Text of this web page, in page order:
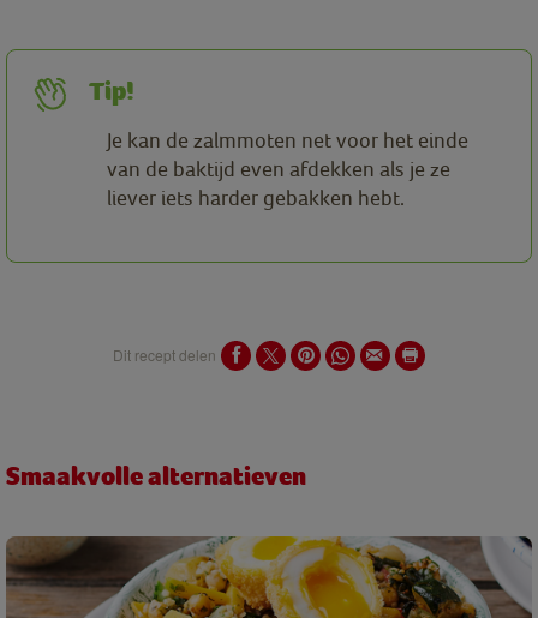
Tip!
Je kan de zalmmoten net voor het einde
van de baktijd even afdekken als je ze
liever iets harder gebakken hebt.
Dit recept delen
Smaakvolle alternatieven